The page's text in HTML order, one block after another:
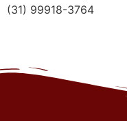
(31) 99918-3764